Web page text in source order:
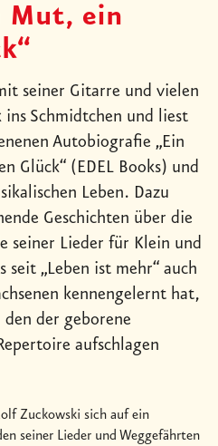
Mut, ein
seiner Gitarre und vielen
ins Schmidtchen und liest
Autobiografie „Ein
Glück“ (EDEL Books) und
Leben. Dazu
Geschichten über die
seiner Lieder für Klein und
seit „Leben ist mehr“ auch
kennengelernt hat,
der geborene
aufschlagen
Zuckowski sich auf ein
seiner Lieder und Weggefährten